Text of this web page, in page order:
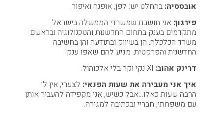
אובססיה: בהחלט יש: לפן, אופנה ואיפור.
פירגון: אני חושבת שמשרדי הממשלה בישראל
מתקדמים בענק בתחום החדשנות והטכנולוגיה ובראשם
משרד הכלכלה, הן בשיווק ובתודעה והן בחשיבה
החדשנית והפרקטית. מגיע להם שאפו ענק!
דרינק אהוב:
איך אני מעבירה את שעות הפנאי: לצערי, אין לי
הרבה שעות כאלו…אבל כשיש, אני מקפידה להעביר אותן
עם משפחתי, חבריי ובכתיבה למגירה.